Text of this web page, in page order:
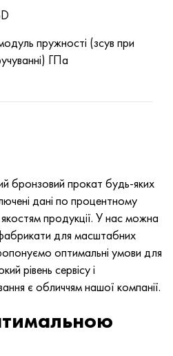
пружності (зсув при
ГПа
бронзовий прокат будь-яких
дані по процентному
продукції. У нас можна
для масштабних
оптимальні умови для
рівень сервісу і
є обличчям нашої компанії.